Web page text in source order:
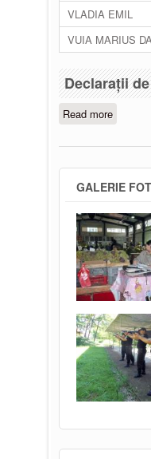
VLADIA EMIL
VUIA MARIUS
Declarații
Read moreabout
GALERIE